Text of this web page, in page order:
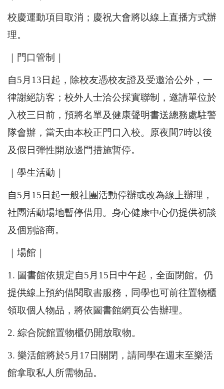
校慶運動項目取消；慶祝大會將以線上直播方式辦
理。
｜門口管制｜
自5月13日起，除校友憑校友證及受邀洽公外，一
律謝絕訪客；校外人士洽公採實聯制，邀請單位於
入校三日前，預將名單及健康聲明書送總務處駐警
隊會辦，當天由本校正門口入校。原夜間7時以後
及假日彈性開放邊門措施暫停。
｜學生活動｜
自5月15日起一般社團活動停辦或改為線上辦理，
社團活動場地暫停借用。身心健康中心仍提供初談
及個別諮商。
｜場館｜
1. 圖書館依規定自5月15日中午起，全面閉館。仍
提供線上預約借閱取書服務，同學也可前往置物櫃
領取個人物品，將依圖書館網頁公告辦理。
2. 綜合院館置物櫃仍開放取物。
3. 樂活館將於5月17日關閉，請同學在週末至樂活
館拿取私人所需物品。